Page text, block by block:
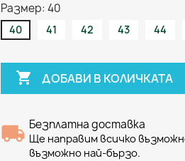
Размер: 40
40 41 42 43 44
 ДОБАВИ В КОЛИЧКАТА
Безплатна доставка
Ще направим всичко
възможно най-бързо.